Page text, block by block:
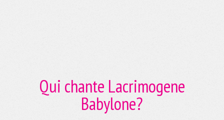
Qui chante Lacrimogene
Babylone?